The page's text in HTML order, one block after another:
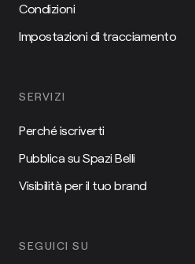
Condizioni
Impostazioni di tracciamento
SERVIZI
Perché iscriverti
Pubblica su Spazi Belli
Visibilità per il tuo brand
SEGUICI SU